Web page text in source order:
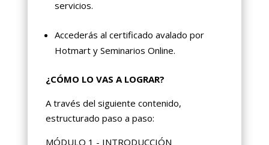
servicios.
Accederás al certificado avalado por
Hotmart y Seminarios Online.
¿CÓMO LO VAS A LOGRAR?
A través del siguiente contenido,
estructurado paso a paso:
MÓDULO 1 - INTRODUCCIÓN